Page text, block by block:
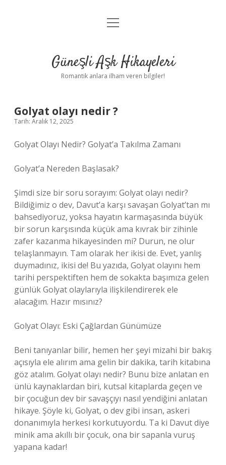
Anasayfa
Yasal Uyarı
menüyü
Güneşli Aşk Hikayeleri
Romantik anlara ilham veren bilgiler!
Golyat olayı nedir ?
Tarih: Aralık 12, 2025
Golyat Olayı Nedir? Golyat’a Takılma Zamanı
Golyat’a Nereden Başlasak?
Şimdi size bir soru sorayım: Golyat olayı nedir?
Bildiğimiz o dev, Davut’a karşı savaşan Golyat’tan mı
bahsediyoruz, yoksa hayatın karmaşasında büyük
bir sorun karşısında küçük ama kıvrak bir zihinle
zafer kazanma hikayesinden mi? Durun, ne olur
telaşlanmayın. Tam olarak her ikisi de. Evet, yanlış
duymadınız, ikisi de! Bu yazıda, Golyat olayını hem
tarihi perspektiften hem de sokakta başımıza gelen
günlük Golyat olaylarıyla ilişkilendirerek ele
alacağım. Hazır mısınız?
Golyat Olayı: Eski Çağlardan Günümüze
Beni tanıyanlar bilir, hemen her şeyi mizahi bir bakış
açısıyla ele alırım ama gelin bir dakika, tarih kitabına
göz atalım. Golyat olayı nedir? Bunu bize anlatan en
ünlü kaynaklardan biri, kutsal kitaplarda geçen ve
bir çocuğun dev bir savaşçıyı nasıl yendiğini anlatan
hikaye. Şöyle ki, Golyat, o dev gibi insan, askeri
donanımıyla herkesi korkutuyordu. Ta ki Davut diye
minik ama akıllı bir çocuk, ona bir sapanla vuruş
yapana kadar!